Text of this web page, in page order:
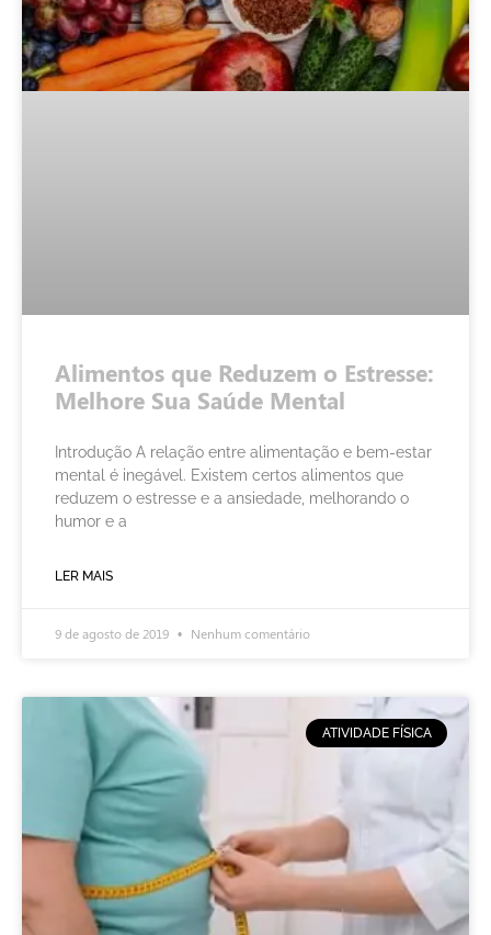
Alimentos que Reduzem o Estresse:
Melhore Sua Saúde Mental
Introdução A relação entre alimentação e bem-estar
mental é inegável. Existem certos alimentos que
reduzem o estresse e a ansiedade, melhorando o
humor e a
LER MAIS
9 de agosto de 2019 Nenhum comentário
ATIVIDADE FÍSICA